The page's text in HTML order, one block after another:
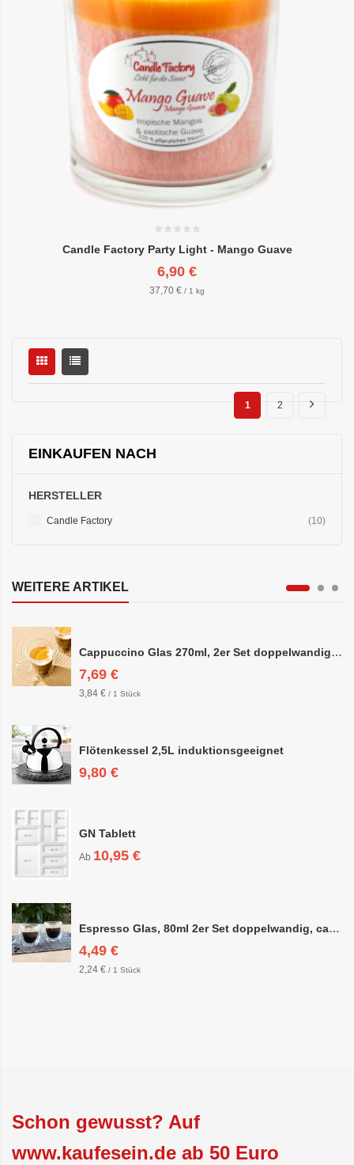
Candle Factory Party Light - Mango Guave
6,90 €
37,70 € / 1 kg
1 2
EINKAUFEN NACH
HERSTELLER
Candle Factory 10items
WEITERE ARTIKEL
Cappuccino Glas 270ml, 2er Set doppelwandig, ca. 8,5 x 10cm
7,69 €
3,84 € / 1 Stück
Flötenkessel 2,5L induktionsgeeignet
9,80 €
GN Tablett
Ab 10,95 €
Espresso Glas, 80ml 2er Set doppelwandig, ca. 6,3 x 6,4cm
4,49 €
2,24 € / 1 Stück
Schon gewusst? Auf
www.kaufesein.de ab 50 Euro